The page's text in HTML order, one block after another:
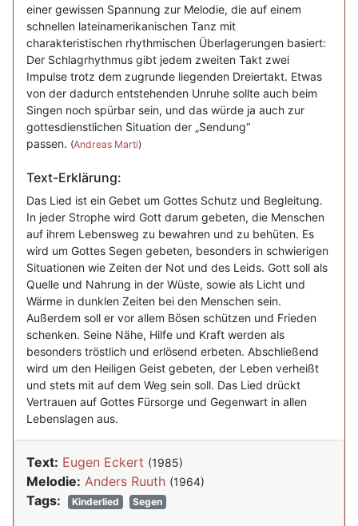
einer gewissen Spannung zur Melodie, die auf einem
schnellen lateinamerikanischen Tanz mit
charakteristischen rhythmischen Überlagerungen basiert:
Der Schlagrhythmus gibt jedem zweiten Takt zwei
Impulse trotz dem zugrunde liegenden Dreiertakt. Etwas
von der dadurch entstehenden Unruhe sollte auch beim
Singen noch spürbar sein, und das würde ja auch zur
gottesdienstlichen Situation der „Sendung“
passen. (Andreas Marti)
Text-Erklärung:
Das Lied ist ein Gebet um Gottes Schutz und Begleitung.
In jeder Strophe wird Gott darum gebeten, die Menschen
auf ihrem Lebensweg zu bewahren und zu behüten. Es
wird um Gottes Segen gebeten, besonders in schwierigen
Situationen wie Zeiten der Not und des Leids. Gott soll als
Quelle und Nahrung in der Wüste, sowie als Licht und
Wärme in dunklen Zeiten bei den Menschen sein.
Außerdem soll er vor allem Bösen schützen und Frieden
schenken. Seine Nähe, Hilfe und Kraft werden als
besonders tröstlich und erlösend erbeten. Abschließend
wird um den Heiligen Geist gebeten, der Leben verheißt
und stets mit auf dem Weg sein soll. Das Lied drückt
Vertrauen auf Gottes Fürsorge und Gegenwart in allen
Lebenslagen aus.
Text: Eugen Eckert (1985)
Melodie: Anders Ruuth (1964)
Tags: Kinderlied Segen